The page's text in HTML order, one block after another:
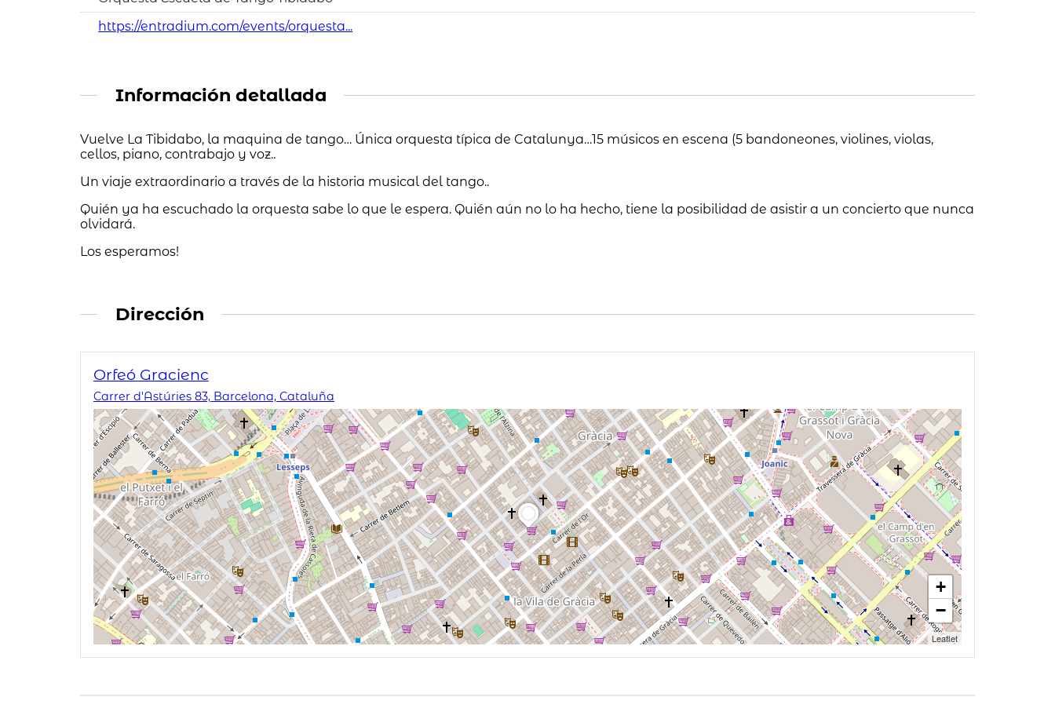
https://entradium.com/events/orquesta...
Información detallada
Vuelve La Tibidabo, la maquina de tango… Única orquesta típica de Catalunya…15 músicos en escena (5 bandoneones, violines, violas,
cellos, piano, contrabajo y voz..
Un viaje extraordinario a través de la historia musical del tango..
Quién ya ha escuchado la orquesta sabe lo que le espera. Quién aún no lo ha hecho, tiene la posibilidad de asistir a un concierto que nunca
olvidará.
Los esperamos!
Dirección
Orfeó Gracienc
Carrer d'Astúries 83, Barcelona, Cataluña
+
−
Leaflet